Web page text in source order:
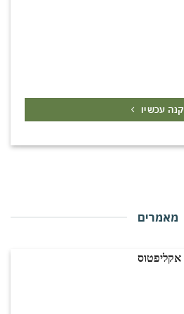
קנה עכשיו
מאמרים